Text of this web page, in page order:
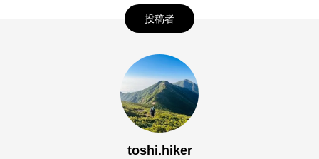
投稿者
toshi.hiker